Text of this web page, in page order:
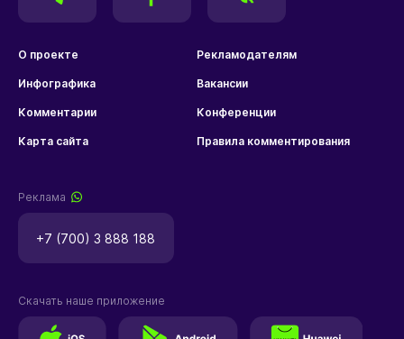
О проекте Рекламодателям
Инфографика Вакансии
Комментарии Конференции
Карта сайта Правила комментирования
Реклама
+7 (700) 3 888 188
Скачать наше приложение